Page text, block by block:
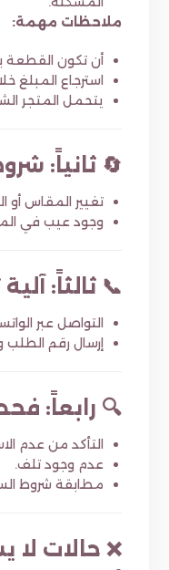
ملاحظات مهمة:
أن تكون القطعة
استرجاع المبلغ خلال 3 إلى 7 أيام عمل بعد
يتحمل المتجر
🔄 ثانياً:
تغيير المقاس
وجود عيب في
📞 ثالثاً:
التواصل عبر
إرسال رقم
🔍 رابعاً:
التأكد من عدم
عدم وجود تلف.
مطابقة شروط
❌ حالات لا